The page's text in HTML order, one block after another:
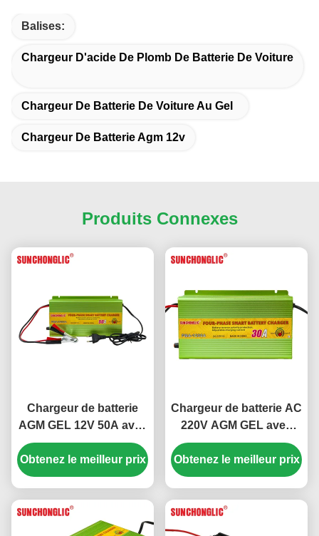
Balises:
Chargeur D'acide De Plomb De Batterie De Voiture
Chargeur De Batterie De Voiture Au Gel
Chargeur De Batterie Agm 12v
Produits Connexes
Chargeur de batterie
AGM GEL 12V 50A avec
charge en quatre étapes
et compensation de
température pour les
Obtenez le meilleur prix
Chargeur de batterie AC
220V AGM GEL avec
charge en quatre étapes
et sortie 12V 30A pour
batteries au plomb
Obtenez le meilleur prix